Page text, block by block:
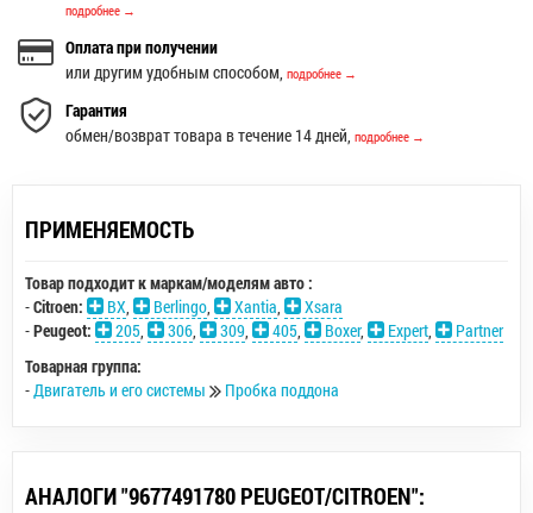
подробнее →
Оплата при получении
или другим удобным способом, подробнее →
Гарантия
обмен/возврат товара в течение 14 дней, подробнее →
ПРИМЕНЯЕМОСТЬ
Товар подходит к маркам/моделям авто :
-Citroen: BX, Berlingo, Xantia,
Xsara
-Peugeot: 205, 306, 309, 405, Boxer, Expert,
Partner
Товарная группа:
-Двигатель и его системы Пробка поддона
АНАЛОГИ "9677491780 PEUGEOT/CITROEN":